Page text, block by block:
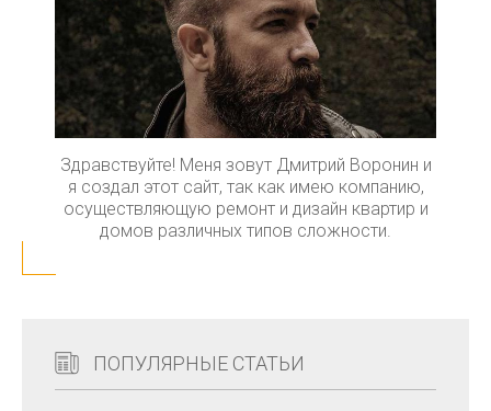
Здравствуйте! Меня зовут Дмитрий Воронин и
я создал этот сайт, так как имею компанию,
осуществляющую ремонт и дизайн квартир и
домов различных типов сложности.
ПОПУЛЯРНЫЕ СТАТЬИ